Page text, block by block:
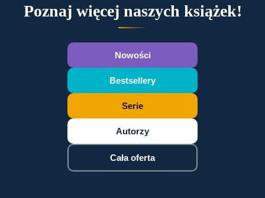
Poznaj więcej naszych książek!
Nowości
Bestsellery
Serie
Autorzy
Cała oferta